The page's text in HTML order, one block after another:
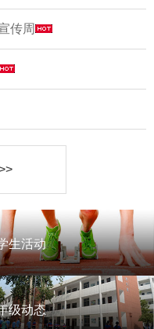
传周
生活动
生活动
级动态